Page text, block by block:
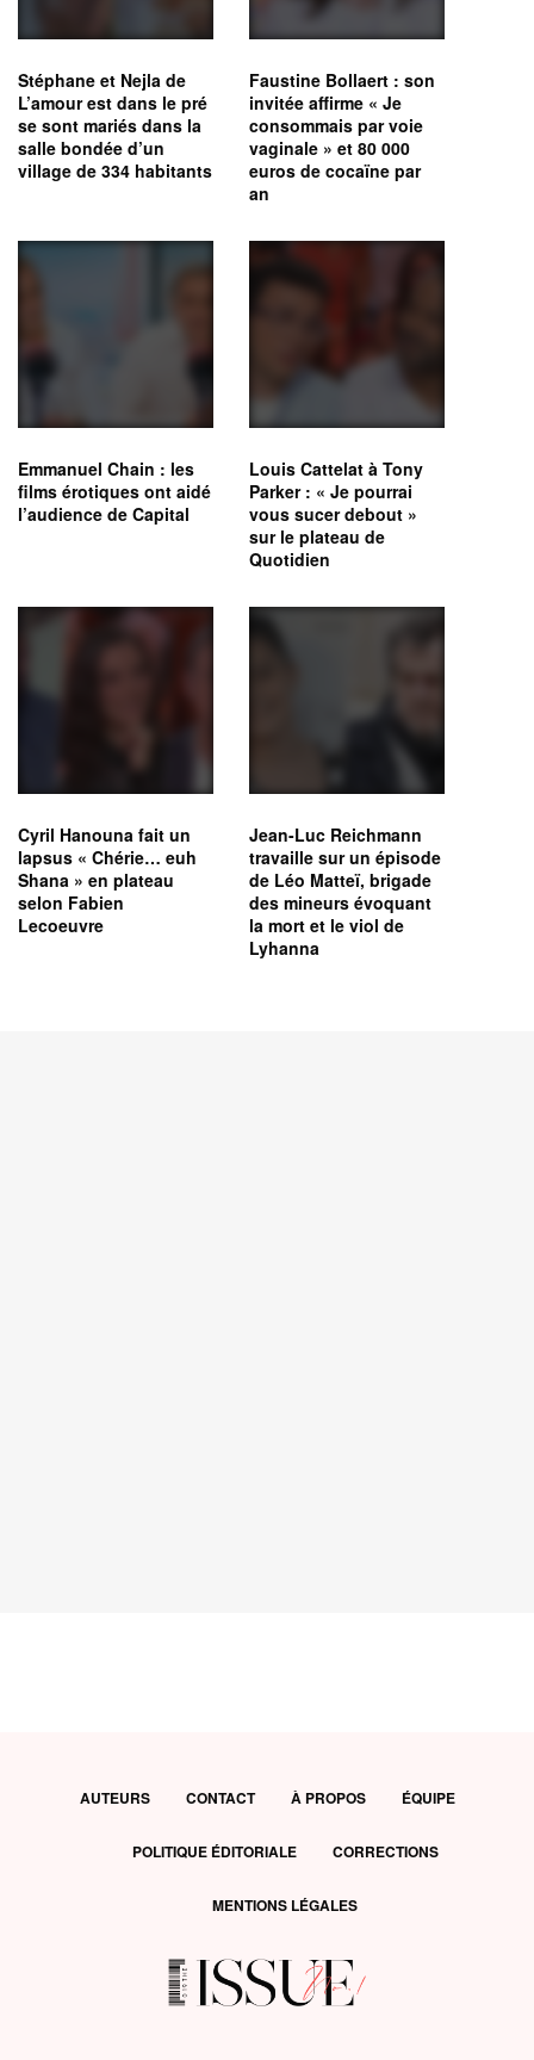
Stéphane et Nejla de
L’amour est dans le pré
se sont mariés dans la
salle bondée d’un
village de 334 habitants
Faustine Bollaert : son
invitée affirme « Je
consommais par voie
vaginale » et 80 000
euros de cocaïne par
an
Emmanuel Chain : les
films érotiques ont aidé
l’audience de Capital
Louis Cattelat à Tony
Parker : « Je pourrai
vous sucer debout »
sur le plateau de
Quotidien
Cyril Hanouna fait un
lapsus « Chérie… euh
Shana » en plateau
selon Fabien
Lecoeuvre
Jean-Luc Reichmann
travaille sur un épisode
de Léo Matteï, brigade
des mineurs évoquant
la mort et le viol de
Lyhanna
AUTEURS CONTACT À PROPOS ÉQUIPE
POLITIQUE ÉDITORIALE CORRECTIONS
MENTIONS LÉGALES